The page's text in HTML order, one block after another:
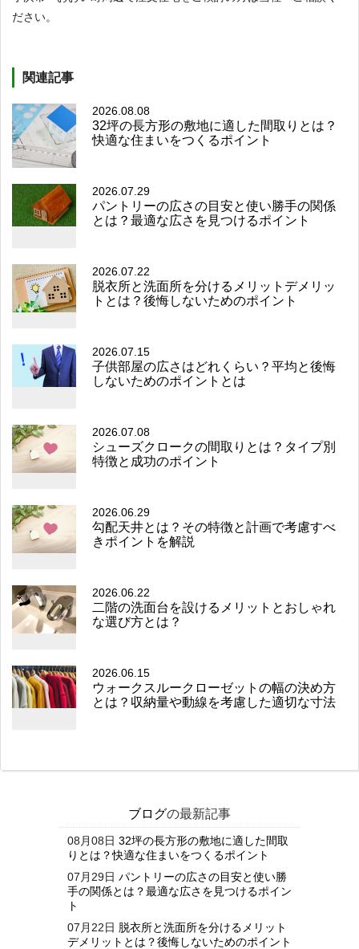
ださい。
関連記事
2026.08.08
32坪の長方形の敷地に適した間取りとは？
快適な住まいをつくるポイント
2026.07.29
パントリーの広さの目安と使い勝手の関係
とは？最適な広さを見つけるポイント
2026.07.22
脱衣所と洗面所を分けるメリットデメリッ
トとは？後悔しないためのポイント
2026.07.15
子供部屋の広さはどれくらい？平均と後悔
しないためのポイントとは
2026.07.08
シューズクロークの間取りとは？タイプ別
特徴と成功のポイント
2026.06.29
勾配天井とは？その特徴と計画で考慮すべ
きポイントを解説
2026.06.22
二階の洗面台を設けるメリットとおしゃれ
な選び方とは？
2026.06.15
ウォークスルークローゼットの幅の決め方
とは？収納量や動線を考慮した適切な寸法
ブログの最新記事
08月08日 32坪の長方形の敷地に適した間取
りとは？快適な住まいをつくるポイント
07月29日 パントリーの広さの目安と使い勝
手の関係とは？最適な広さを見つけるポイン
ト
07月22日 脱衣所と洗面所を分けるメリット
デメリットとは？後悔しないためのポイント